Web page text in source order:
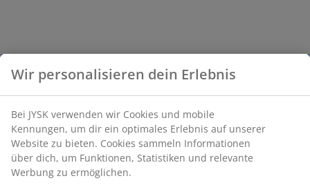
Wir personalisieren dein Erlebnis
Bei JYSK verwenden wir Cookies und mobile
Kennungen, um dir ein optimales Erlebnis auf unserer
Website zu bieten. Cookies sammeln Informationen
über dich, um Funktionen, Statistiken und relevante
Werbung zu ermöglichen.